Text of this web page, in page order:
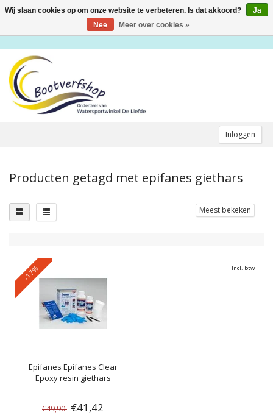
Inloggen
Toggle
Producten getagd met epifanes giethars
Meest bekeken
-17%
Epifanes Epifanes Clear
Epoxy resin giethars
€49,90 €41,42
Incl. btw
Wij slaan cookies op om onze website te verbeteren. Is dat akkoord?
Ja
Nee
Meer over cookies »